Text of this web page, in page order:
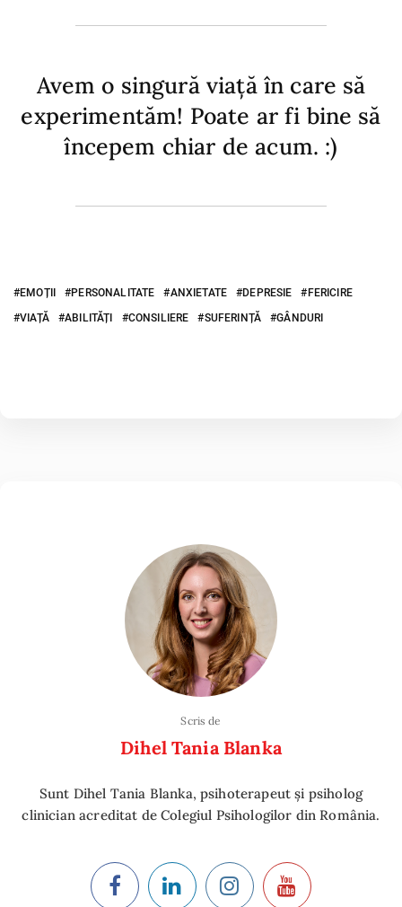
Avem o singură viață în care să
experimentăm! Poate ar fi bine să
începem chiar de acum. :)
EMOȚII PERSONALITATE ANXIETATE DEPRESIE
FERICIRE
VIAȚĂ
ABILITĂȚI CONSILIERE SUFERINȚĂ GÂNDURI
Scris de
Dihel Tania Blanka
Sunt Dihel Tania Blanka, psihoterapeut și psiholog
clinician acreditat de Colegiul Psihologilor din România.